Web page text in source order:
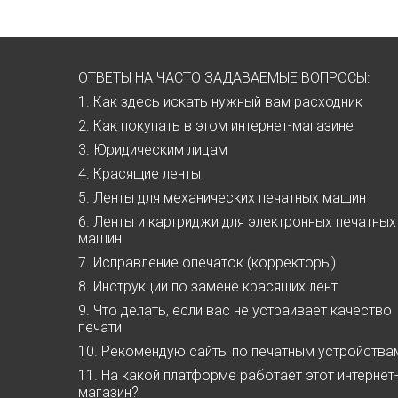
ОТВЕТЫ НА ЧАСТО ЗАДАВАЕМЫЕ ВОПРОСЫ:
1. Как здесь искать нужный вам расходник
2. Как покупать в этом интернет-магазине
3. Юридическим лицам
4. Красящие ленты
5. Ленты для механических печатных машин
6. Ленты и картриджи для электронных печатных
машин
7. Исправление опечаток (корректоры)
8. Инструкции по замене красящих лент
9. Что делать, если вас не устраивает качество
печати
10. Рекомендую сайты по печатным
11. На какой платформе работает этот интернет-
магазин?